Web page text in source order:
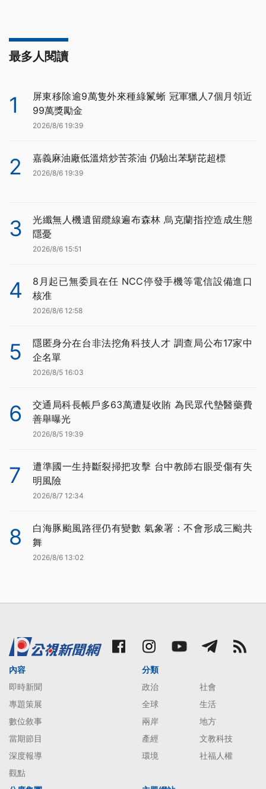
最多人閱讀
1
屏東移除逾9萬隻外來種綠鬣蜥 冠軍獵人7個月領近
99萬獎勵金
2026/8/6 19:39
2 嘉義麻油廠低溫焙炒苦茶油 仍驗出苯駢芘超標
2026/8/6 19:39
3
光纖無人機遺留纜線遍布森林 烏克蘭指控造成生態
隱憂
2026/8/6 15:51
4
8月起已無委員在任 NCC停發手機等電信設備進口
核准
2026/8/6 12:58
5
隱匿身分在台非法挖角科技人才 調查局公布17家中
企名單
2026/8/5 16:03
6
交通局科長帳戶多63萬遭疑收賄 為民眾代墊醫藥費
善舉曝光
2026/8/5 19:39
7
遭準國一生持斷裂掃把攻擊 台中教師右眼受傷有失
明風險
2026/8/7 12:34
8
白海豚颱風路徑仍有變數 氣象署：不會形成三颱共
舞
2026/8/6 13:02
內容
即時新聞
專題策展
數位敘事
當期節目
深度報導
觀點
分類
政治
社會
全球
生活
兩岸
地方
產經
文教科技
環境
社福人權